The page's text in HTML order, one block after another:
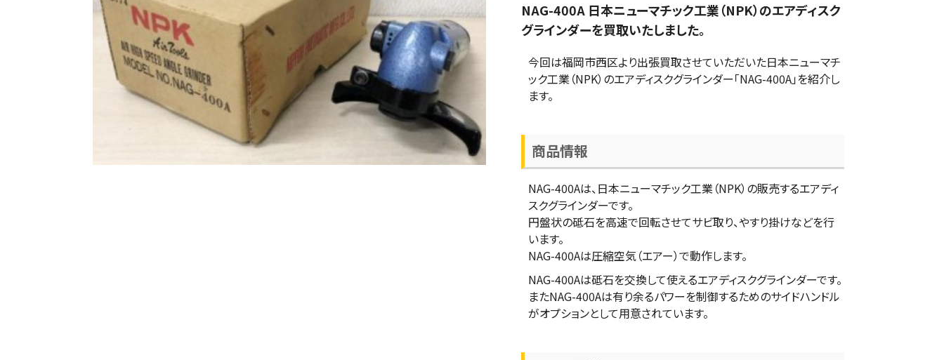
NAG-400A 日本ニューマチック工業（NPK）のエアディスク
グラインダーを買取いたしました。
今回は福岡市西区より出張買取させていただいた日本ニューマチ
ック工業（NPK）のエアディスクグラインダー「NAG-400A」を紹介し
ます。
商品情報
NAG-400Aは、日本ニューマチック工業（NPK）の販売するエアディ
スクグラインダーです。
円盤状の砥石を高速で回転させてサビ取り、やすり掛けなどを行
います。
NAG-400Aは圧縮空気（エアー）で動作します。
NAG-400Aは砥石を交換して使えるエアディスクグラインダーです。
またNAG-400Aは有り余るパワーを制御するためのサイドハンドル
がオプションとして用意されています。